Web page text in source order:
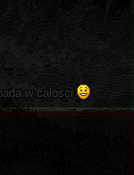
w calosci